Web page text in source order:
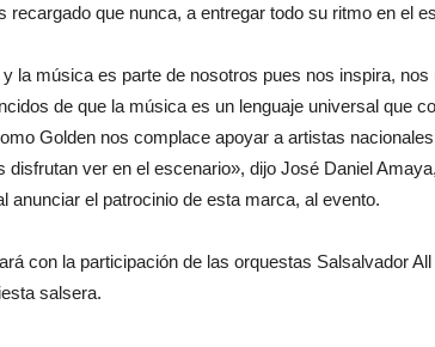
recargado que nunca, a entregar todo su ritmo en el
la música es parte de nosotros pues nos inspira,
de que la música es un lenguaje universal que
Golden nos complace apoyar a artistas
disfrutan ver en el escenario», dijo José Daniel
anunciar el patrocinio de esta marca, al evento.
con la participación de las orquestas Salsalvador
salsera.